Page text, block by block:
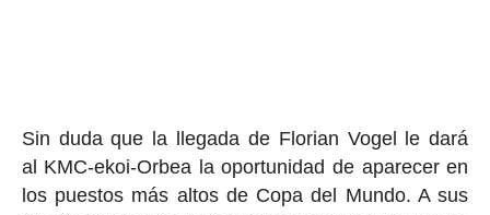
Sin duda que la llegada de Florian Vogel le dará
al KMC-ekoi-Orbea la oportunidad de aparecer en
los puestos más altos de Copa del Mundo. A sus